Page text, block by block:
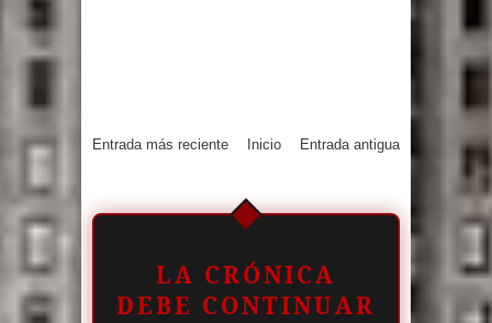
Entrada más reciente Entrada antigua
Inicio
LA CRÓNICA
DEBE CONTINUAR